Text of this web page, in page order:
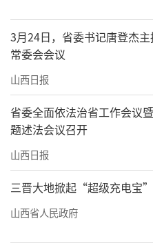
3月24日，省委书记唐登杰
常委会会议
山西日报
省委全面依法治省工作会议
题述法会议召开
山西日报
三晋大地掀起“超级充电宝
山西省人民政府